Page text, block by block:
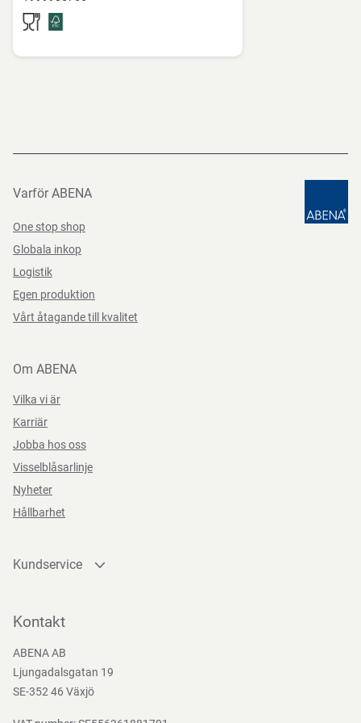
sluter tätt och håller innehållet skyddat.
Förvara rent och torrt.
BEK nr 681 af 25/05/2020
Varför ABENA
One stop shop
Globala inkop
Logistik
Egen produktion
Vårt åtagande till kvalitet
Om ABENA
Vilka vi är
Karriär
Jobba hos oss
Visselblåsarlinje
Nyheter
Hållbarhet
Kundservice
Bli kund
Nedladdningar
Kontakt
ABENA AB
Ljungadalsgatan 19
SE-352 46 Växjö